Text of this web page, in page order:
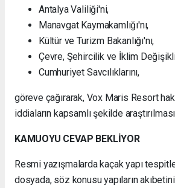
Antalya Valiliği'ni,
Manavgat Kaymakamlığı'nı,
Kültür ve Turizm Bakanlığı'nı,
Çevre, Şehircilik ve İklim
Cumhuriyet Savcılıklarını,
göreve çağırarak, Vox Maris Resort
iddiaların kapsamlı şekilde
KAMUOYU CEVAP BEKLİYOR
Resmi yazışmalarda kaçak yapı
dosyada, söz konusu yapıların